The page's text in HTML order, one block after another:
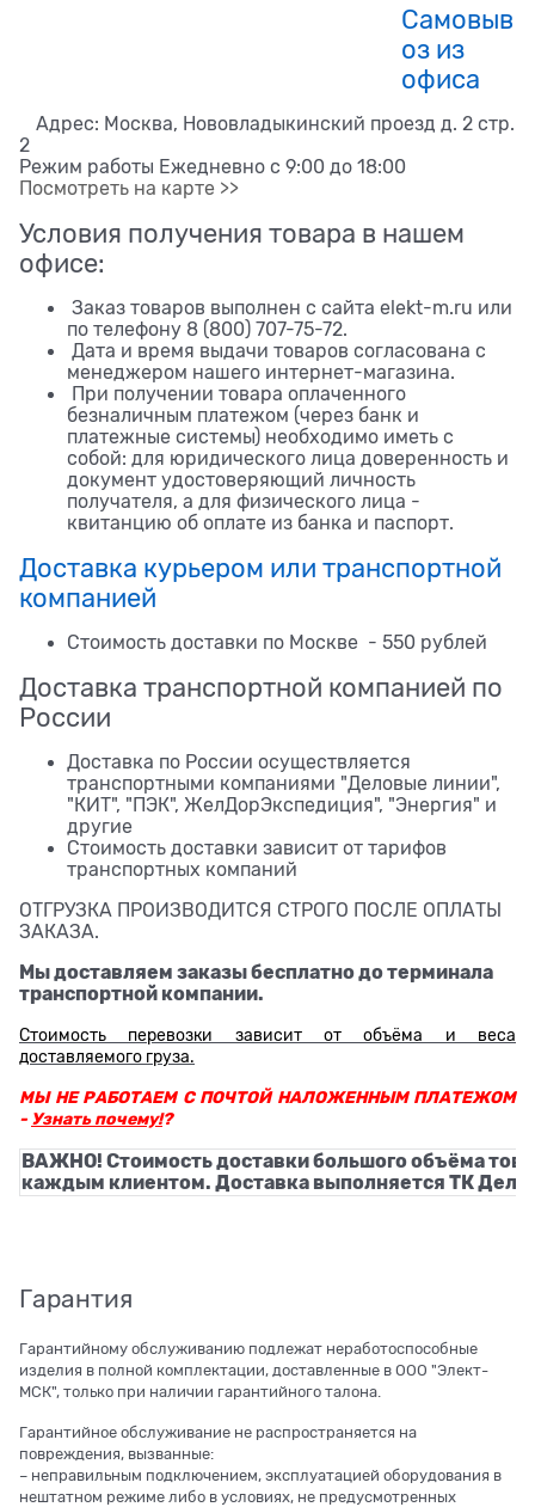
Самовыв
оз из
офиса
Адрес: Москва, Нововладыкинский проезд д. 2 стр.
2
Режим работы Ежедневно с 9:00 до 18:00
Посмотреть на карте >>
Условия получения товара в нашем
офисе:
Заказ товаров выполнен с сайта elekt-m.ru или
по телефону 8 (800) 707-75-72.
Дата и время выдачи товаров согласована с
менеджером нашего интернет-магазина.
При получении товара оплаченного
безналичным платежом (через банк и
платежные системы) необходимо иметь с
собой: для юридического лица доверенность и
документ удостоверяющий личность
получателя, а для физического лица -
квитанцию об оплате из банка и паспорт.
Доставка курьером или транспортной
компанией
Стоимость доставки по Москве - 550 рублей
Доставка транспортной компанией по
России
Доставка по России осуществляется
транспортными компаниями "Деловые линии",
"КИТ", "ПЭК", ЖелДорЭкспедиция", "Энергия" и
другие
Стоимость доставки зависит от тарифов
транспортных компаний
ОТГРУЗКА ПРОИЗВОДИТСЯ СТРОГО ПОСЛЕ ОПЛАТЫ
ЗАКАЗА.
Мы доставляем заказы бесплатно до терминала
транспортной компании.
Стоимость перевозки зависит от объёма и веса
доставляемого груза.
МЫ НЕ РАБОТАЕМ С ПОЧТОЙ НАЛОЖЕННЫМ ПЛАТЕЖОМ
- Узнать почему!?
ВАЖНО! Стоимость доставки большого объёма
каждым клиентом. Доставка выполняется ТК
Гарантия
Гарантийному обслуживанию подлежат неработоспособные
изделия в полной комплектации, доставленные в ООО "Элект-
МСК", только при наличии гарантийного талона.
Гарантийное обслуживание не распространяется на
повреждения, вызванные:
– неправильным подключением, эксплуатацией оборудования в
нештатном режиме либо в условиях, не предусмотренных